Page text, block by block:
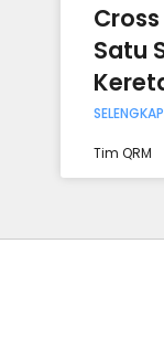
Satu
Tim QRM